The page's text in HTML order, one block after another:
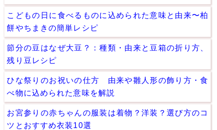
こどもの日に食べるものに込められた意味と由来〜柏
餅やちまきの簡単レシピ
節分の豆はなぜ大豆？：種類・由来と豆箱の折り方、
残り豆レシピ
ひな祭りのお祝いの仕方 由来や雛人形の飾り方・食
べ物に込められた意味を解説
お宮参りの赤ちゃんの服装は着物？洋装？選び方のコ
ツとおすすめ衣装10選